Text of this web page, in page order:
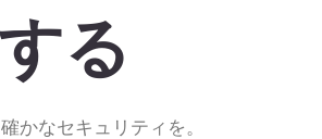
る
かなセキュリティを。